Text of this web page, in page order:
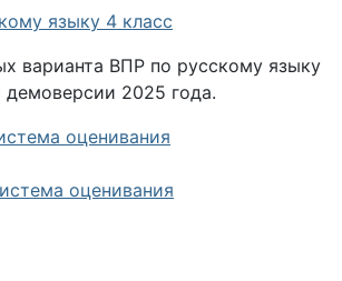
языку 4 класс
варианта ВПР по русскому языку
демоверсии 2025 года.
оценивания
оценивания